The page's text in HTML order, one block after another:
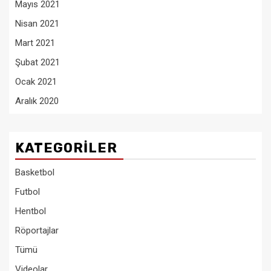
Mayıs 2021
Nisan 2021
Mart 2021
Şubat 2021
Ocak 2021
Aralık 2020
KATEGORILER
Basketbol
Futbol
Hentbol
Röportajlar
Tümü